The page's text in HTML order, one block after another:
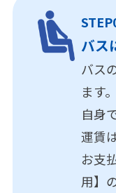
バス
バス
ます
自身
運賃
お支
用】